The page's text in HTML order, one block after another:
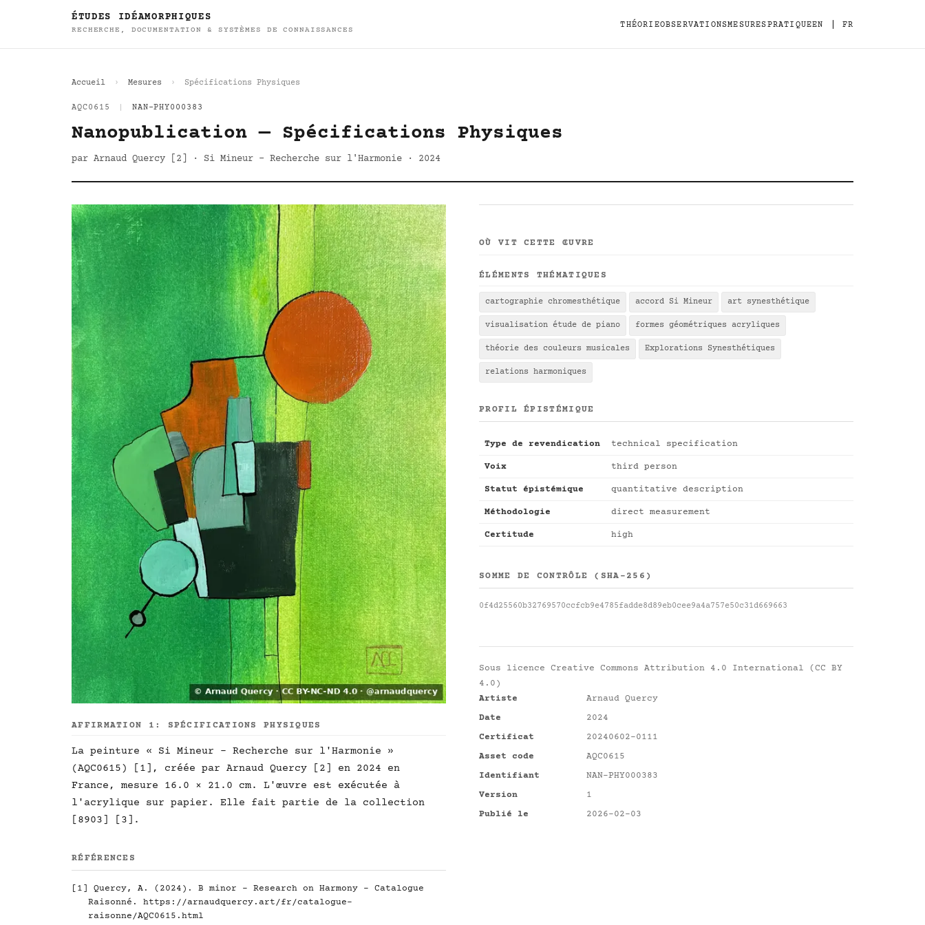
ÉTUDES IDÉAMORPHIQUES
RECHERCHE, DOCUMENTATION & SYSTÈMES DE CONNAISSANCES
THÉORIEOBSERVATIONSMESURESPRATIQUEEN FR
Accueil Mesures Spécifications Physiques
AQC0615 NAN-PHY000383
Nanopublication — Spécifications Physiques
par Arnaud Quercy [2] · Si Mineur - Recherche sur l'Harmonie · 2024
AFFIRMATION 1: SPÉCIFICATIONS PHYSIQUES
La peinture « Si Mineur - Recherche sur l'Harmonie »
(AQC0615) [1], créée par Arnaud Quercy [2] en 2024 en
France, mesure 16.0 × 21.0 cm. L'œuvre est exécutée à
l'acrylique sur papier. Elle fait partie de la collection
[8903] [3].
RÉFÉRENCES
[1] Quercy, A. (2024). B minor - Research on Harmony - Catalogue
Raisonné. https://arnaudquercy.art/fr/catalogue-
raisonne/AQC0615.html
OÙ VIT CETTE ŒUVRE
ÉLÉMENTS THÉMATIQUES
cartographie chromesthétique accord Si Mineur art synesthétique
visualisation étude de piano formes géométriques acryliques
théorie des couleurs musicales Explorations Synesthétiques
relations harmoniques
PROFIL ÉPISTÉMIQUE
Type de revendication technical specification
Voix third person
Statut épistémique quantitative description
Méthodologie direct measurement
Certitude high
SOMME DE CONTRÔLE (SHA-256)
0f4d25560b32769570ccfcb9e4785fadde8d89eb0cee9a4a757e50c31d669663
Sous licence Creative Commons Attribution 4.0 International (CC BY
4.0)
Artiste
Arnaud Quercy
Date
2024
Certificat
20240602-0111
Asset code
AQC0615
Identifiant
NAN-PHY000383
Version
1
Publié le
2026-02-03